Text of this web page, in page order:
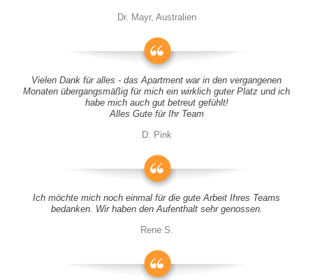
Dr. Mayr, Australien
Vielen Dank für alles - das Apartment war in den vergangenen
Monaten übergangsmäßig für mich ein wirklich guter Platz und ich
habe mich auch gut betreut gefühlt!
Alles Gute für Ihr Team
D. Pink
Ich möchte mich noch einmal für die gute Arbeit Ihres Teams
bedanken. Wir haben den Aufenthalt sehr genossen.
Rene S.